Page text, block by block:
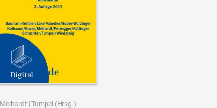
Melhardt | Tumpel (Hrsg.)